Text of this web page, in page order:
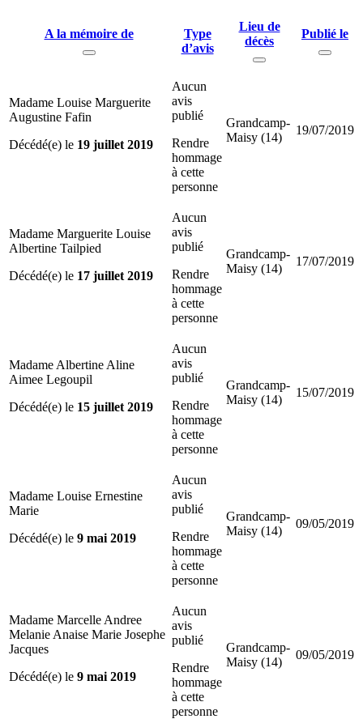
A la mémoire de
Type
d’avis
Lieu de
décès
Publié le
Madame Louise Marguerite
Augustine Fafin
Décédé(e) le 19 juillet 2019
Aucun
avis
publié
Rendre
hommage
à cette
personne
Grandcamp-
Maisy (14)
19/07/2019
Madame Marguerite Louise
Albertine Tailpied
Décédé(e) le 17 juillet 2019
Aucun
avis
publié
Rendre
hommage
à cette
personne
Grandcamp-
Maisy (14)
17/07/2019
Madame Albertine Aline
Aimee Legoupil
Décédé(e) le 15 juillet 2019
Aucun
avis
publié
Rendre
hommage
à cette
personne
Grandcamp-
Maisy (14)
15/07/2019
Madame Louise Ernestine
Marie
Décédé(e) le 9 mai 2019
Aucun
avis
publié
Rendre
hommage
à cette
personne
Grandcamp-
Maisy (14)
09/05/2019
Madame Marcelle Andree
Melanie Anaise Marie Josephe
Jacques
Décédé(e) le 9 mai 2019
Aucun
avis
publié
Rendre
hommage
à cette
personne
Grandcamp-
Maisy (14)
09/05/2019